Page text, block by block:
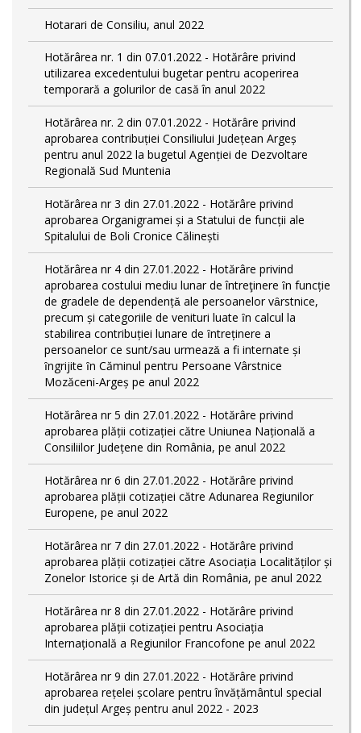
Hotarari de Consiliu, anul 2022
Hotărârea nr. 1 din 07.01.2022 - Hotărâre privind
utilizarea excedentului bugetar pentru acoperirea
temporară a golurilor de casă în anul 2022
Hotărârea nr. 2 din 07.01.2022 - Hotărâre privind
aprobarea contribuției Consiliului Județean Argeș
pentru anul 2022 la bugetul Agenției de Dezvoltare
Regională Sud Muntenia
Hotărârea nr 3 din 27.01.2022 - Hotărâre privind
aprobarea Organigramei și a Statului de funcții ale
Spitalului de Boli Cronice Călinești
Hotărârea nr 4 din 27.01.2022 - Hotărâre privind
aprobarea costului mediu lunar de întreţinere ȋn funcție
de gradele de dependențǎ ale persoanelor vȃrstnice,
precum și categoriile de venituri luate ȋn calcul la
stabilirea contribuției lunare de ȋntreținere a
persoanelor ce sunt/sau urmeazǎ a fi internate și
ȋngrijite ȋn Căminul pentru Persoane Vârstnice
Mozăceni-Argeș pe anul 2022
Hotărârea nr 5 din 27.01.2022 - Hotărâre privind
aprobarea plății cotizației către Uniunea Națională a
Consiliilor Județene din România, pe anul 2022
Hotărârea nr 6 din 27.01.2022 - Hotărâre privind
aprobarea plății cotizației către Adunarea Regiunilor
Europene, pe anul 2022
Hotărârea nr 7 din 27.01.2022 - Hotărâre privind
aprobarea plății cotizației către Asociația Localităților și
Zonelor Istorice și de Artă din România, pe anul 2022
Hotărârea nr 8 din 27.01.2022 - Hotărâre privind
aprobarea plății cotizației pentru Asociația
Internațională a Regiunilor Francofone pe anul 2022
Hotărârea nr 9 din 27.01.2022 - Hotărâre privind
aprobarea rețelei școlare pentru învățământul special
din județul Argeș pentru anul 2022 - 2023